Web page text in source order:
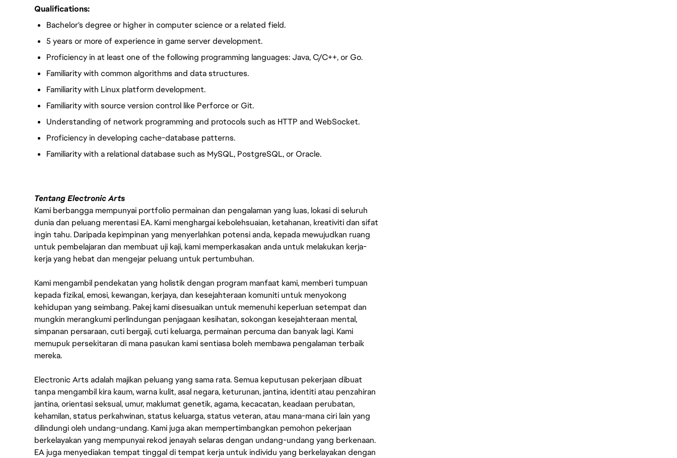
Qualifications:
Bachelor's degree or higher in computer science or a related field.
5 years or more of experience in game server development.
Proficiency in at least one of the following programming languages: Java, C/C++, or Go.
Familiarity with common algorithms and data structures.
Familiarity with Linux platform development.
Familiarity with source version control like Perforce or Git.
Understanding of network programming and protocols such as HTTP and WebSocket.
Proficiency in developing cache-database patterns.
Familiarity with a relational database such as MySQL, PostgreSQL, or Oracle.
Tentang Electronic Arts
Kami berbangga mempunyai portfolio permainan dan pengalaman yang luas, lokasi di seluruh
dunia dan peluang merentasi EA. Kami menghargai kebolehsuaian, ketahanan, kreativiti dan sifat
ingin tahu. Daripada kepimpinan yang menyerlahkan potensi anda, kepada mewujudkan ruang
untuk pembelajaran dan membuat uji kaji, kami memperkasakan anda untuk melakukan kerja-
kerja yang hebat dan mengejar peluang untuk pertumbuhan.
Kami mengambil pendekatan yang holistik dengan program manfaat kami, memberi tumpuan
kepada fizikal, emosi, kewangan, kerjaya, dan kesejahteraan komuniti untuk menyokong
kehidupan yang seimbang. Pakej kami disesuaikan untuk memenuhi keperluan setempat dan
mungkin merangkumi perlindungan penjagaan kesihatan, sokongan kesejahteraan mental,
simpanan persaraan, cuti bergaji, cuti keluarga, permainan percuma dan banyak lagi. Kami
memupuk persekitaran di mana pasukan kami sentiasa boleh membawa pengalaman terbaik
mereka.
Electronic Arts adalah majikan peluang yang sama rata. Semua keputusan pekerjaan dibuat
tanpa mengambil kira kaum, warna kulit, asal negara, keturunan, jantina, identiti atau penzahiran
jantina, orientasi seksual, umur, maklumat genetik, agama, kecacatan, keadaan perubatan,
kehamilan, status perkahwinan, status keluarga, status veteran, atau mana-mana ciri lain yang
dilindungi oleh undang-undang. Kami juga akan mempertimbangkan pemohon pekerjaan
berkelayakan yang mempunyai rekod jenayah selaras dengan undang-undang yang berkenaan.
EA juga menyediakan tempat tinggal di tempat kerja untuk individu yang berkelayakan dengan